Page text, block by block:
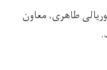
طاهری، معاون